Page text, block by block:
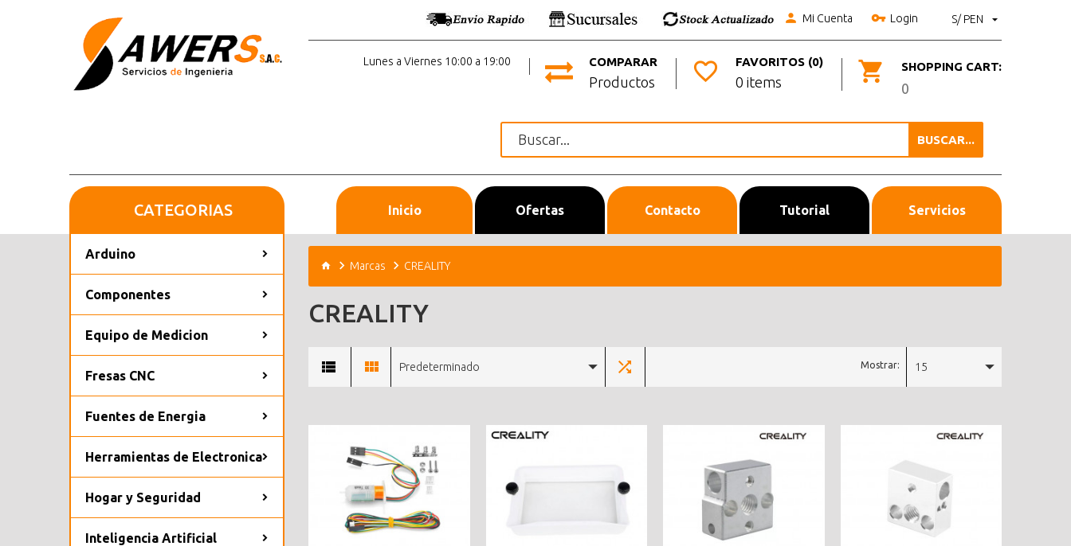
S/ PEN
Mi Cuenta Login
SHOPPING CART:
0
FAVORITOS (0)
0 items
COMPARAR
Productos
Lunes a Viernes 10:00 a 19:00
BUSCAR...
Inicio Ofertas Contacto Tutorial Servicios
CATEGORIAS
Arduino
Componentes
Equipo de Medicion
Fresas CNC
Fuentes de Energia
Herramientas de Electronica
Hogar y Seguridad
Inteligencia Artificial
Marcas CREALITY
CREALITY
Predeterminado Mostrar: 15